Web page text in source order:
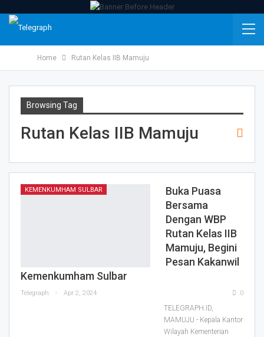
Home Rutan Kelas IIB Mamuju
Browsing Tag
Rutan Kelas IIB Mamuju
KEMENKUMHAM SULBAR
Buka Puasa
Bersama
Dengan WBP
Rutan Kelas IIB
Mamuju, Begini
Pesan Kakanwil
Kemenkumham Sulbar
Telegraph Apr 2, 2024 0
TELEGRAPH.ID,
MAMUJU - Kepala Kantor
Wilayah Kementerian